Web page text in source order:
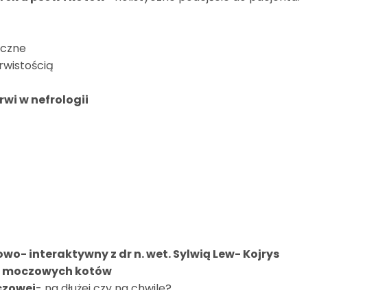
w nefrologii
interaktywny z dr n. wet. Sylwią Lew- Kojrys
kotów